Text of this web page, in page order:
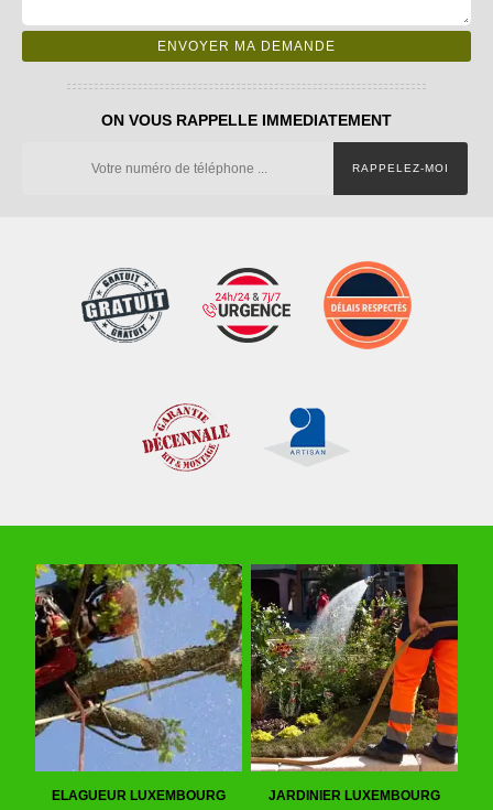
ON VOUS RAPPELLE IMMEDIATEMENT
ELAGUEUR LUXEMBOURG JARDINIER LUXEMBOURG